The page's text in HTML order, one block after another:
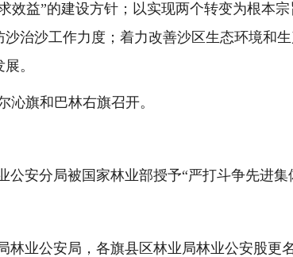
效益”的建设方针；以实现两个转变为根本
治沙工作力度；着力改善沙区生态环境和
。
旗和巴林右旗召开。
公安分局被国家林业部授予“严打斗争先进集
业公安局，各旗县区林业局林业公安股更